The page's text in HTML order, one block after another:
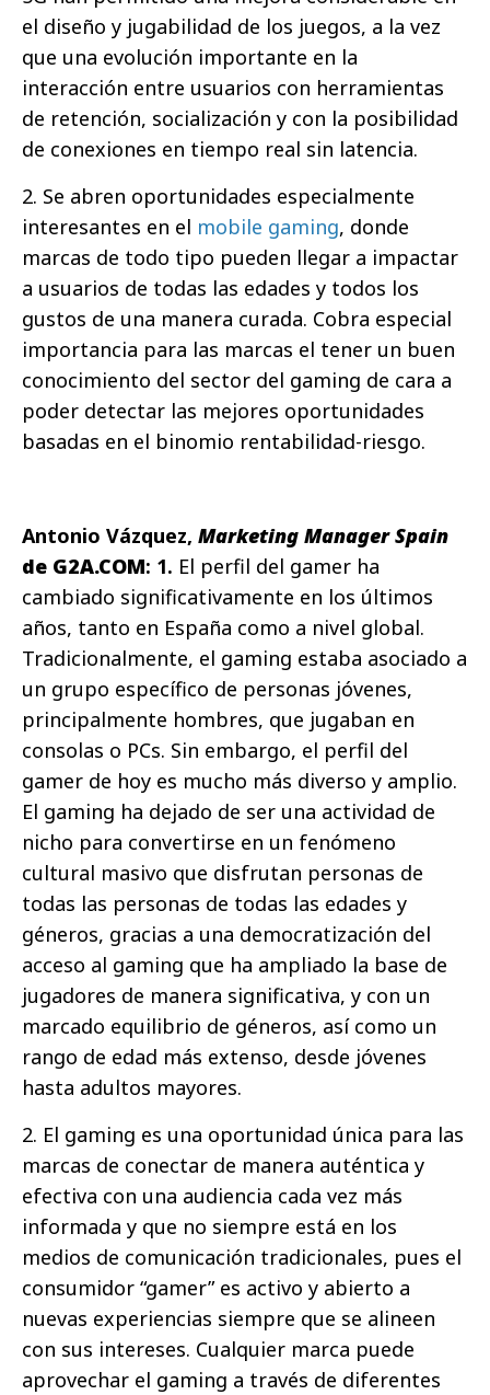
el diseño y jugabilidad de los juegos, a la vez
que una evolución importante en la
interacción entre usuarios con herramientas
de retención, socialización y con la posibilidad
de conexiones en tiempo real sin latencia.
2. Se abren oportunidades especialmente
interesantes en el mobile gaming, donde
marcas de todo tipo pueden llegar a impactar
a usuarios de todas las edades y todos los
gustos de una manera curada. Cobra especial
importancia para las marcas el tener un buen
conocimiento del sector del gaming de cara a
poder detectar las mejores oportunidades
basadas en el binomio rentabilidad-riesgo.
Antonio Vázquez, Marketing Manager Spain
de G2A.COM: 1. El perfil del gamer ha
cambiado significativamente en los últimos
años, tanto en España como a nivel global.
Tradicionalmente, el gaming estaba asociado a
un grupo específico de personas jóvenes,
principalmente hombres, que jugaban en
consolas o PCs. Sin embargo, el perfil del
gamer de hoy es mucho más diverso y amplio.
El gaming ha dejado de ser una actividad de
nicho para convertirse en un fenómeno
cultural masivo que disfrutan personas de
todas las personas de todas las edades y
géneros, gracias a una democratización del
acceso al gaming que ha ampliado la base de
jugadores de manera significativa, y con un
marcado equilibrio de géneros, así como un
rango de edad más extenso, desde jóvenes
hasta adultos mayores.
2. El gaming es una oportunidad única para las
marcas de conectar de manera auténtica y
efectiva con una audiencia cada vez más
informada y que no siempre está en los
medios de comunicación tradicionales, pues el
consumidor “gamer” es activo y abierto a
nuevas experiencias siempre que se alineen
con sus intereses. Cualquier marca puede
aprovechar el gaming a través de diferentes